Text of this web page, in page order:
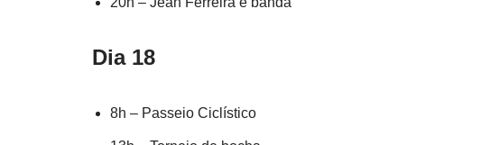
Dia 18
8h – Passeio Ciclístico